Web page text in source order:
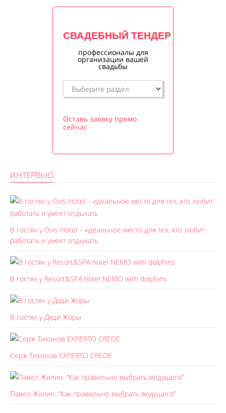
СВАДЕБНЫЙ ТЕНДЕР
профессионалы для
организации вашей
свадьбы
Оставь заявку прямо
сейчас
ИНТЕРВЬЮ
В гостях у Ovis Hotel – идеальное место для тех, кто любит
работать и умеет отдыхать
В гостях у Resort&SPA hotel NEMO with dolphins
В гостях у Дяди Жоры
Серж Тихонов EXPERTO CREDE
Павел Жилин: “Как правильно выбрать ведущего”